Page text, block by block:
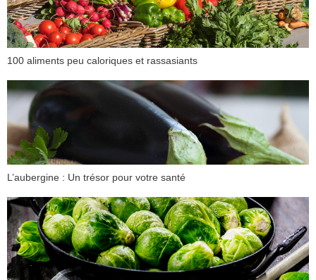
100 aliments peu caloriques et rassasiants
L’aubergine : Un trésor pour votre santé